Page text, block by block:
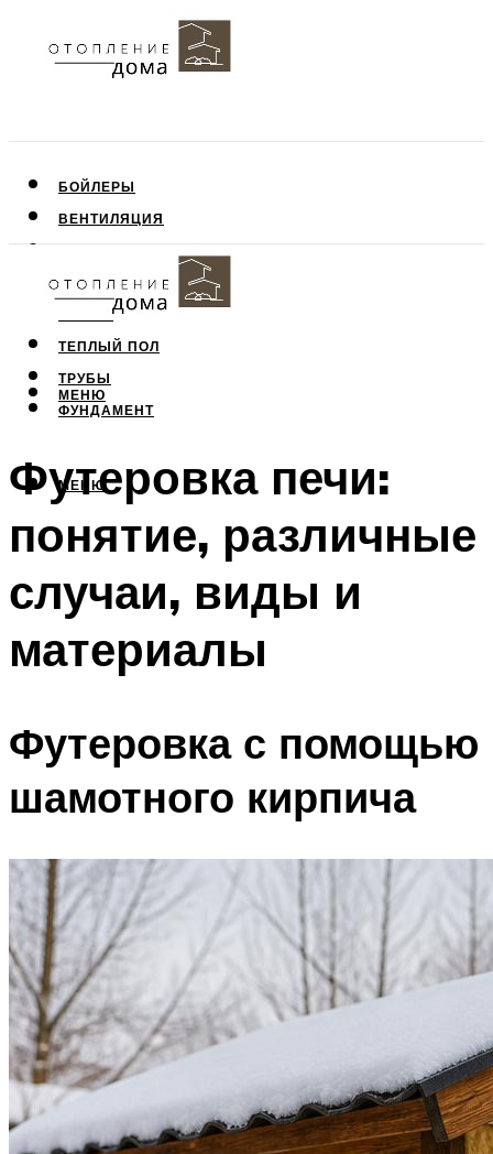
БОЙЛЕРЫ
ВЕНТИЛЯЦИЯ
ПОТОЛОК
СТЕНЫ
ТЕПЛЫЙ ПОЛ
ТРУБЫ
ФУНДАМЕНТ
МЕНЮ
МЕНЮ
Футеровка печи:
понятие, различные
случаи, виды и
материалы
Футеровка с помощью
шамотного кирпича